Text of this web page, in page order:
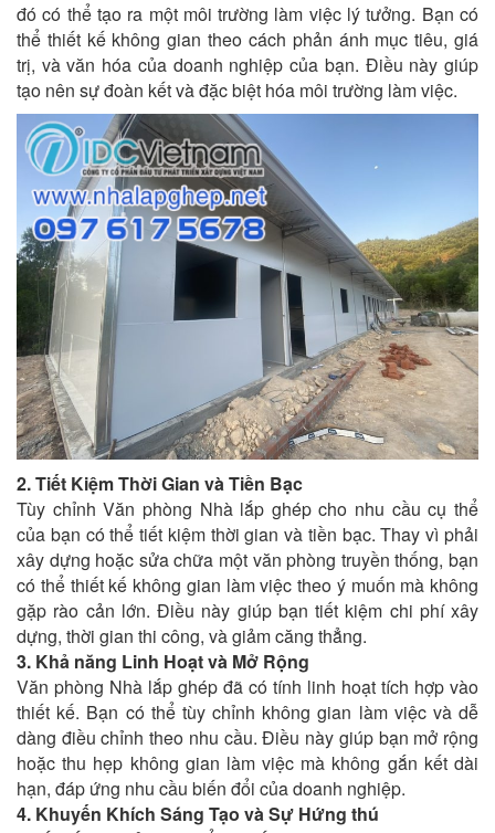
đó có thể tạo ra một môi trường làm việc lý tưởng. Bạn có
thể thiết kế không gian theo cách phản ánh mục tiêu, giá
trị, và văn hóa của doanh nghiệp của bạn. Điều này giúp
tạo nên sự đoàn kết và đặc biệt hóa môi trường làm việc.
2. Tiết Kiệm Thời Gian và Tiền Bạc
Tùy chỉnh Văn phòng Nhà lắp ghép cho nhu cầu cụ thể
của bạn có thể tiết kiệm thời gian và tiền bạc. Thay vì phải
xây dựng hoặc sửa chữa một văn phòng truyền thống, bạn
có thể thiết kế không gian làm việc theo ý muốn mà không
gặp rào cản lớn. Điều này giúp bạn tiết kiệm chi phí xây
dựng, thời gian thi công, và giảm căng thẳng.
3. Khả năng Linh Hoạt và Mở Rộng
Văn phòng Nhà lắp ghép đã có tính linh hoạt tích hợp vào
thiết kế. Bạn có thể tùy chỉnh không gian làm việc và dễ
dàng điều chỉnh theo nhu cầu. Điều này giúp bạn mở rộng
hoặc thu hẹp không gian làm việc mà không gắn kết dài
hạn, đáp ứng nhu cầu biến đổi của doanh nghiệp.
4. Khuyến Khích Sáng Tạo và Sự Hứng thú